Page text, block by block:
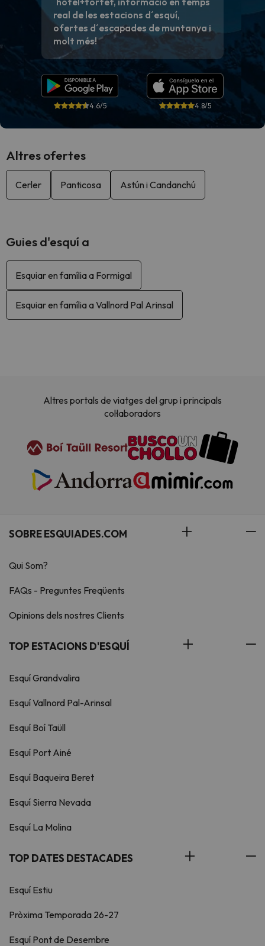
real de les estacions d´esquí,
ofertes d´escapades de muntanya i
molt més!
4.6/5 4.8/5
Altres ofertes
Cerler Panticosa Astún i Candanchú
Guies d'esquí a
Esquiar en família a Formigal
Esquiar en família a Vallnord Pal Arinsal
Altres portals de viatges del grup i principals
col·laboradors
SOBRE ESQUIADES.COM
Qui Som?
FAQs - Preguntes Freqüents
Opinions dels nostres Clients
TOP ESTACIONS D'ESQUÍ
Esquí Grandvalira
Esquí Vallnord Pal-Arinsal
Esquí Boí Taüll
Esquí Port Ainé
Esquí Baqueira Beret
Esquí Sierra Nevada
Esquí La Molina
TOP DATES DESTACADES
Esquí Estiu
Pròxima Temporada 26-27
Esquí Pont de Desembre